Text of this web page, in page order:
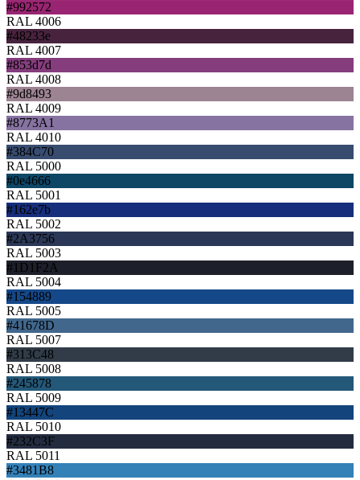
#992572
RAL 4006
#48233e
RAL 4007
#853d7d
RAL 4008
#9d8493
RAL 4009
#8773A1
RAL 4010
#384C70
RAL 5000
#0e4666
RAL 5001
#162e7b
RAL 5002
#2A3756
RAL 5003
#1D1F2A
RAL 5004
#154889
RAL 5005
#41678D
RAL 5007
#313C48
RAL 5008
#245878
RAL 5009
#13447C
RAL 5010
#232C3F
RAL 5011
#3481B8